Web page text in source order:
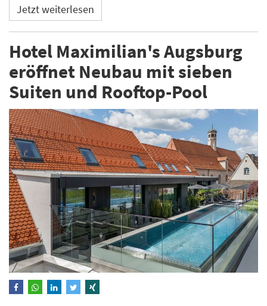
Jetzt weiterlesen
Hotel Maximilian's Augsburg
eröffnet Neubau mit sieben
Suiten und Rooftop-Pool